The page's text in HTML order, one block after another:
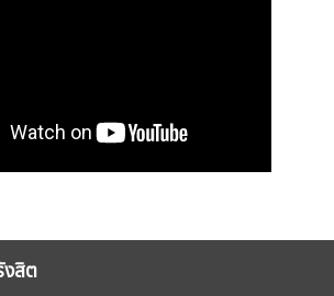
งสิต